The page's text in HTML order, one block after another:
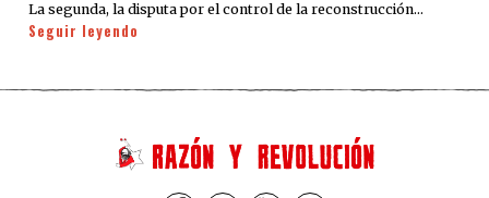
La segunda, la disputa por el control de la reconstrucción…
Seguir leyendo